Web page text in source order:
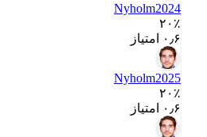
Nyholm2024
۲۰٪
۰٫۶ امتیاز
Nyholm2025
۲۰٪
۰٫۶ امتیاز